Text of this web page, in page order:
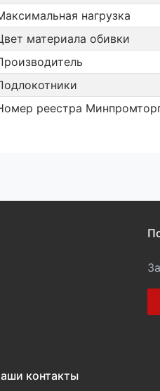
нагрузка
материала обивки
реестра
контакты